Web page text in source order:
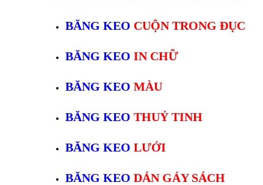
BĂNG KEO CUỘN TRONG ĐỤC
BĂNG KEO IN CHỮ
BĂNG KEO MÀU
BĂNG KEO THUỶ TINH
BĂNG KEO LƯỚI
BĂNG KEO DÁN GÁY SÁCH